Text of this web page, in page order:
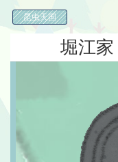
昆虫天国
堀江